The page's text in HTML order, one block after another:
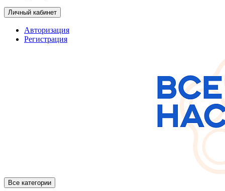
Личный кабинет
Авторизация
Регистрация
Все категории